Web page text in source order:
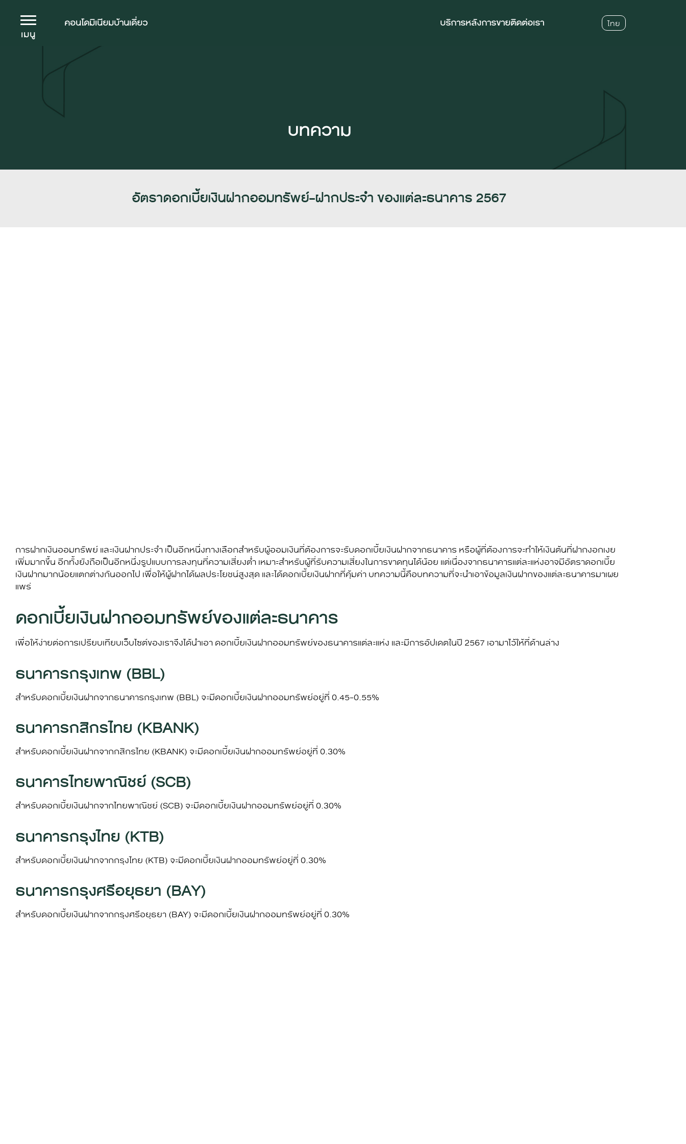
เมนู
คอนโดมิเนียมบ้านเดี่ยว บริการหลังการขายติดต่อเรา ไทย
บทความ
อัตราดอกเบี้ยเงินฝากออมทรัพย์-ฝากประจำ ของแต่ละธนาคาร 2567
การฝากเงินออมทรัพย์ และเงินฝากประจำ เป็นอีกหนึ่งทางเลือกสำหรับผู้ออมเงินที่ต้องการจะรับดอกเบี้ยเงินฝากจากธนาคาร หรือผู้ที่ต้องการจะทำให้เงินต้นที่ฝากงอกเงย
เพิ่มมากขึ้น อีกทั้งยังถือเป็นอีกหนึ่งรูปแบบการลงทุนที่ความเสี่ยงต่ำ เหมาะสำหรับผู้ที่รับความเสี่ยงในการขาดทุนได้น้อย แต่เนื่องจากธนาคารแต่ละแห่งอาจมีอัตราดอกเบี้ย
เงินฝากมากน้อยแตกต่างกันออกไป เพื่อให้ผู้ฝากได้ผลประโยชน์สูงสุด และได้ดอกเบี้ยเงินฝากที่คุ้มค่า บทความนี้คือบทความที่จะนำเอาข้อมูลเงินฝากของแต่ละธนาคารมาเผย
แพร่
ดอกเบี้ยเงินฝากออมทรัพย์ของแต่ละธนาคาร
เพื่อให้ง่ายต่อการเปรียบเทียบเว็บไซต์ของเราจึงได้นำเอา ดอกเบี้ยเงินฝากออมทรัพย์ของธนาคารแต่ละแห่ง และมีการอัปเดตในปี 2567 เอามาไว้ให้ที่ด้านล่าง
ธนาคารกรุงเทพ (BBL)
สำหรับดอกเบี้ยเงินฝากจากธนาคารกรุงเทพ (BBL) จะมีดอกเบี้ยเงินฝากออมทรัพย์อยู่ที่ 0.45-0.55%
ธนาคารกสิกรไทย (KBANK)
สำหรับดอกเบี้ยเงินฝากจากกสิกรไทย (KBANK) จะมีดอกเบี้ยเงินฝากออมทรัพย์อยู่ที่ 0.30%
ธนาคารไทยพาณิชย์ (SCB)
สำหรับดอกเบี้ยเงินฝากจากไทยพาณิชย์ (SCB) จะมีดอกเบี้ยเงินฝากออมทรัพย์อยู่ที่ 0.30%
ธนาคารกรุงไทย (KTB)
สำหรับดอกเบี้ยเงินฝากจากกรุงไทย (KTB) จะมีดอกเบี้ยเงินฝากออมทรัพย์อยู่ที่ 0.30%
ธนาคารกรุงศรีอยุธยา (BAY)
สำหรับดอกเบี้ยเงินฝากจากกรุงศรีอยุธยา (BAY) จะมีดอกเบี้ยเงินฝากออมทรัพย์อยู่ที่ 0.30%